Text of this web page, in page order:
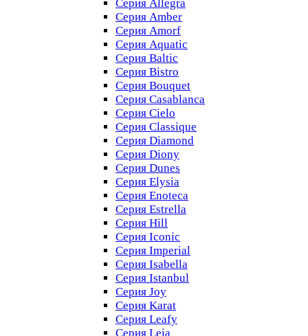
Серия Allegra
Серия Amber
Серия Amorf
Серия Aquatic
Серия Baltic
Серия Bistro
Серия Bouquet
Серия Casablanсa
Серия Cielo
Серия Classique
Серия Diamond
Серия Diony
Серия Dunes
Серия Elysia
Серия Enoteca
Серия Estrella
Серия Hill
Серия Iconic
Серия Imperial
Серия Isabella
Серия Istanbul
Серия Joy
Серия Karat
Серия Leafy
Серия Leia